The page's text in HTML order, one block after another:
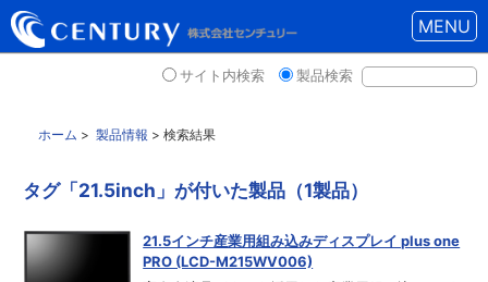
MENU
サイト内検索 製品検索
ホーム > 製品情報 > 検索結果
タグ「21.5inch」が付いた製品（1製品）
21.5インチ産業用組み込みディスプレイ plus one
PRO (LCD-M215WV006)